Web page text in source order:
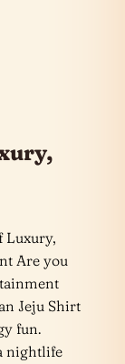
Luxury,
Are you
Jeju Shirt
fun.
nightlife